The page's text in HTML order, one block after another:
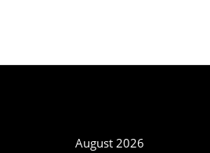
August 2026